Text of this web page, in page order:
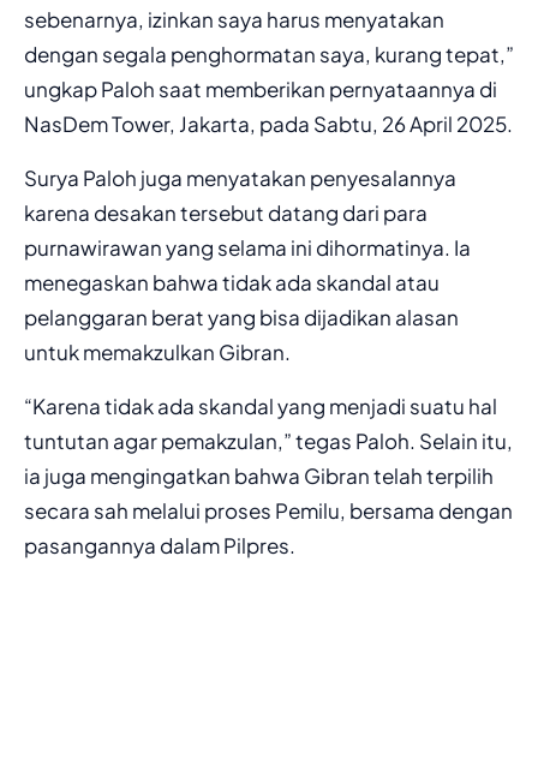
sebenarnya, izinkan saya harus menyatakan
dengan segala penghormatan saya, kurang tepat,”
ungkap Paloh saat memberikan pernyataannya di
NasDem Tower, Jakarta, pada Sabtu, 26 April 2025.
Surya Paloh juga menyatakan penyesalannya
karena desakan tersebut datang dari para
purnawirawan yang selama ini dihormatinya. Ia
menegaskan bahwa tidak ada skandal atau
pelanggaran berat yang bisa dijadikan alasan
untuk memakzulkan Gibran.
“Karena tidak ada skandal yang menjadi suatu hal
tuntutan agar pemakzulan,” tegas Paloh. Selain itu,
ia juga mengingatkan bahwa Gibran telah terpilih
secara sah melalui proses Pemilu, bersama dengan
pasangannya dalam Pilpres.